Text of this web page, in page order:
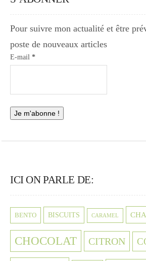
Pour suivre mon actualité et être
poste de nouveaux articles
E-mail *
ICI ON PARLE DE:
BENTO BISCUITS CARAMEL
CHOCOLAT CITRON